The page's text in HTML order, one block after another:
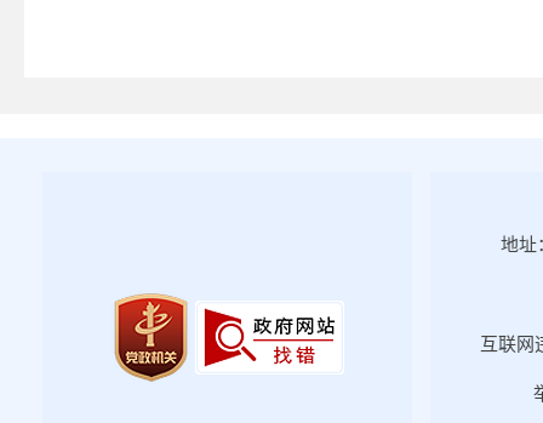
地址
互联网